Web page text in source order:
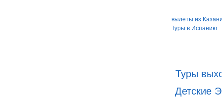
вылеты из
Туры в Испанию
Туры
Детские